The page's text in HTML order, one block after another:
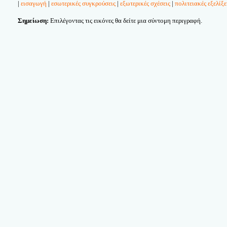
| εισαγωγή | εσωτερικές συγκρούσεις | εξωτερικές σχέσεις | πολιτειακές
Σημείωση: Επιλέγοντας τις εικόνες θα δείτε μια σύντομη περιγραφή.